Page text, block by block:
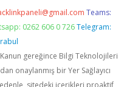
Teams:
0262 606 0 726 Telegram:
Kanun gereğince Bilgi Teknolojileri
onaylanmış bir Yer Sağlayıcı
sitedeki içerikleri proaktif